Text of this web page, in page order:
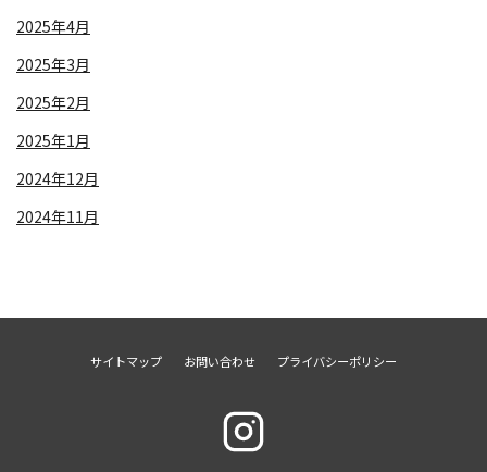
2025年4月
2025年3月
2025年2月
2025年1月
2024年12月
2024年11月
サイトマップ お問い合わせ プライバシーポリシー